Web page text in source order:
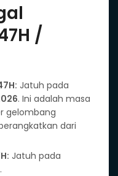
/
Jatuh pada
. Ini adalah masa
gelombang
dari
Jatuh pada
.